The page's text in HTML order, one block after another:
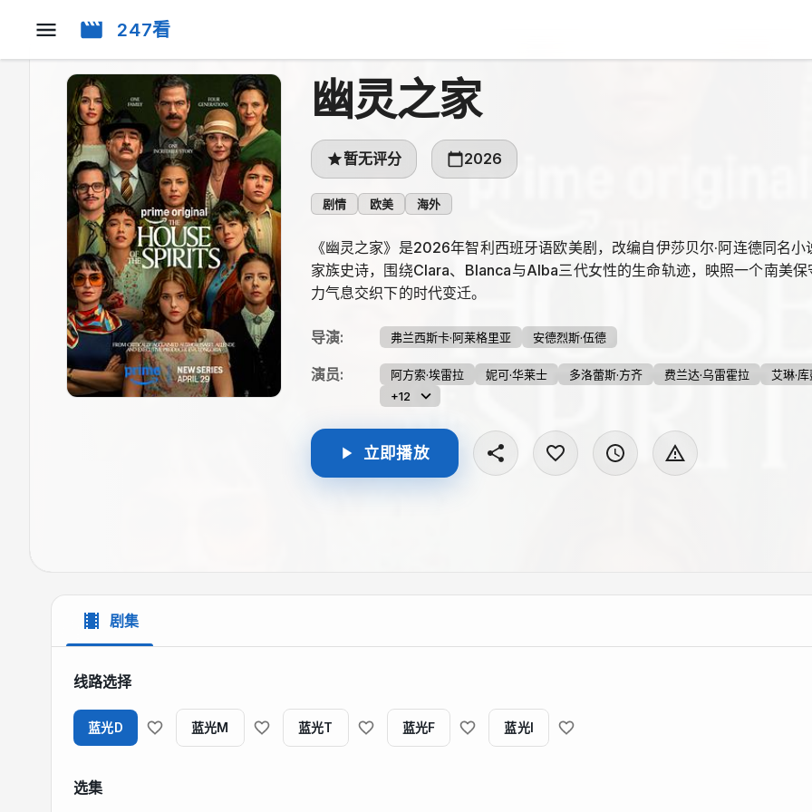
247看
幽灵之家
暂无评分 2026
剧情 欧美 海外
《幽灵之家》是2026年智利西班牙语欧美剧，改编自伊莎贝尔·阿连德同名
家族史诗，围绕Clara、Blanca与Alba三代女性的生命轨迹，映照一个南美
力气息交织下的时代变迁。
导演: 弗兰西斯卡·阿莱格里亚 安德烈斯·伍德
演员: 阿方索·埃雷拉 妮可·华莱士 多洛蕾斯·方齐 费兰达·乌雷霍拉
艾琳·
+12
立即播放
剧集
线路选择
蓝光D 蓝光M 蓝光T 蓝光F 蓝光I
选集